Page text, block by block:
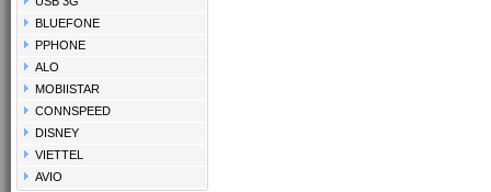
BLUEFONE
PPHONE
ALO
MOBIISTAR
CONNSPEED
DISNEY
VIETTEL
AVIO